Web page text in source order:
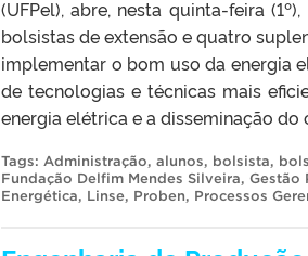
(UFPel), abre, nesta quinta-feira
bolsistas de extensão e quatro
implementar o bom uso da energia
de tecnologias e técnicas mais
energia elétrica e a disseminação
Tags: Administração, alunos, bolsista,
Fundação Delfim Mendes Silveira, Gestão
Energética, Linse, Proben, Processos